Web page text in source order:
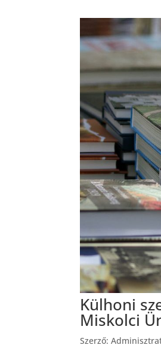
Külhoni
Miskolci
Szerző: